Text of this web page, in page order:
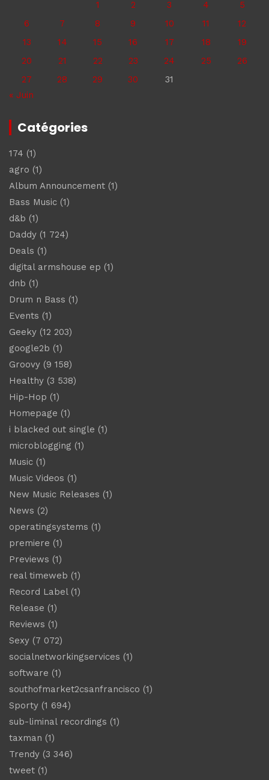
1
2 3 4
5
6
7 8 9 10 11
12
13
14 15 16 17 18
19
20
21 22 23 24 25
26
27
28 29 30
31
« Juin
Catégories
174 (1)
agro (1)
Album Announcement (1)
Bass Music (1)
d&b (1)
Daddy (1 724)
Deals (1)
digital armshouse ep (1)
dnb (1)
Drum n Bass (1)
Events (1)
Geeky (12 203)
google2b (1)
Groovy (9 158)
Healthy (3 538)
Hip-Hop (1)
Homepage (1)
i blacked out single (1)
microblogging (1)
Music (1)
Music Videos (1)
New Music Releases (1)
News (2)
operatingsystems (1)
premiere (1)
Previews (1)
real timeweb (1)
Record Label(1)
Release (1)
Reviews (1)
Sexy (7 072)
socialnetworkingservices (1)
software (1)
southofmarket2csanfrancisco (1)
Sporty (1 694)
sub-liminal recordings (1)
taxman (1)
Trendy (3 346)
tweet (1)